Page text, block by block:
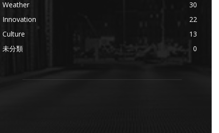
Weather
30
Innovation
22
Culture
13
未分類
0